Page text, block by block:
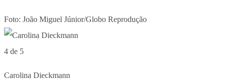
Foto: João Miguel Júnior/Globo Reprodução
4 de 5
Carolina Dieckmann